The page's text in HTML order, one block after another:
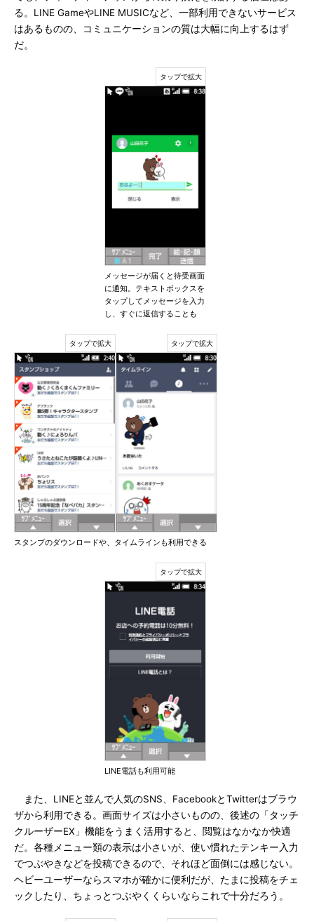
る。LINE GameやLINE MUSICなど、一部利用できないサービス
はあるものの、コミュニケーションの質は大幅に向上するはず
だ。
メッセージが届くと待受画面
に通知。テキストボックスを
タップしてメッセージを入力
し、すぐに返信することも
スタンプのダウンロードや、タイムラインも利用できる
LINE電話も利用可能
また、LINEと並んで人気のSNS、FacebookとTwitterはブラウ
ザから利用できる。画面サイズは小さいものの、後述の「タッチ
クルーザーEX」機能をうまく活用すると、閲覧はなかなか快適
だ。各種メニュー類の表示は小さいが、使い慣れたテンキー入力
でつぶやきなどを投稿できるので、それほど面倒には感じない。
ヘビーユーザーならスマホが確かに便利だが、たまに投稿をチェ
ックしたり、ちょっとつぶやくくらいならこれで十分だろう。